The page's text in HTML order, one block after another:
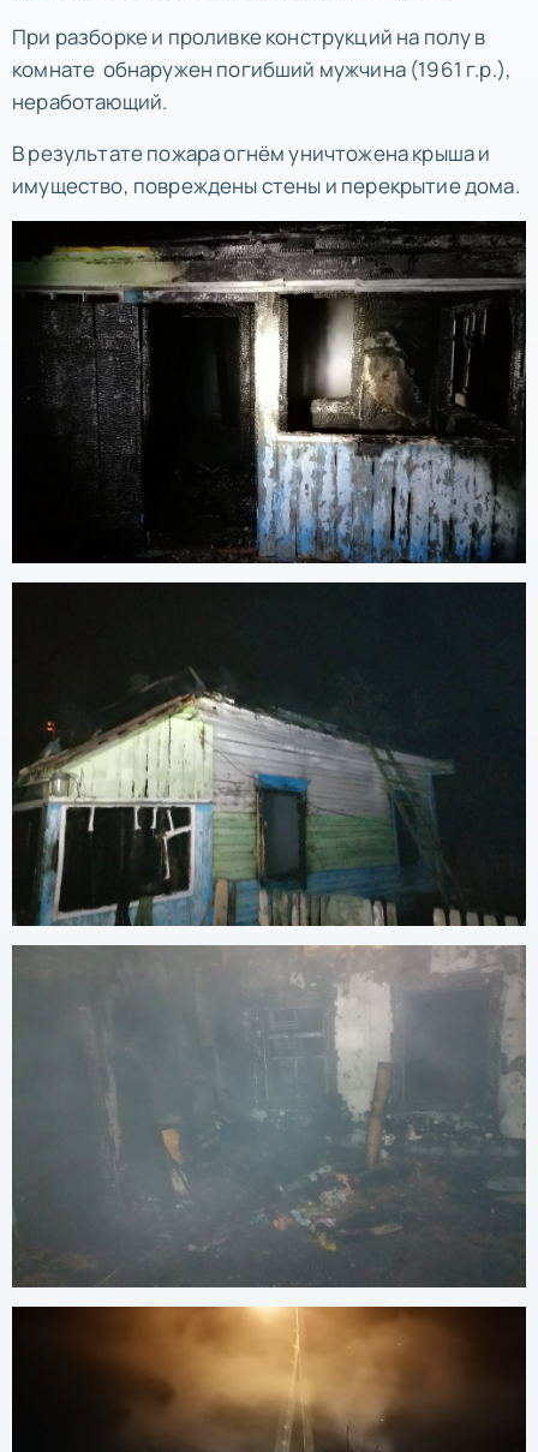
При разборке и проливке конструкций на полу в
комнате обнаружен погибший мужчина (1961 г.р.),
неработающий.
В результате пожара огнём уничтожена крыша и
имущество, повреждены стены и перекрытие дома.